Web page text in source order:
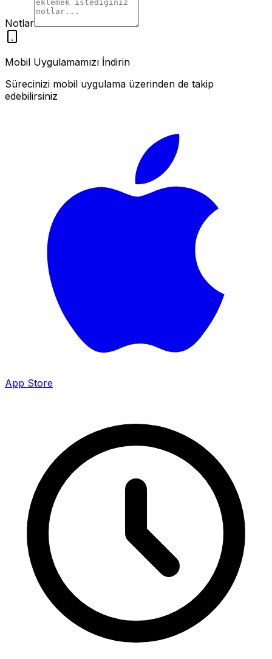
Notlar
Mobil Uygulamamızı İndirin
Sürecinizi mobil uygulama üzerinden de takip
edebilirsiniz
App Store